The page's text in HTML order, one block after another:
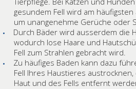
gesundem Fell wird am
um unangenehme Gerüche oder
Durch Bäder wird ausserdem die
wodurch lose Haare und
Fell zum Strahlen gebracht wird.
Zu häufiges Baden kann dazu
Fell Ihres Haustieres
Haut und des Fells entfernt